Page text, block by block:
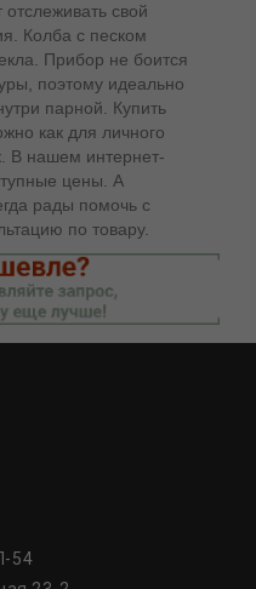
свой
Колба с песком
Прибор не боится
поэтому идеально
парной. Купить
как для личного
В нашем интернет-
цены. А
рады помочь с
по товару.
54